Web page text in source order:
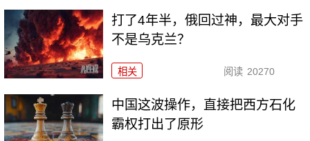
打了4年半，俄回过神，最大对手
不是乌克兰？
相关 阅读 20270
中国这波操作，直接把西方石化
霸权打出了原形